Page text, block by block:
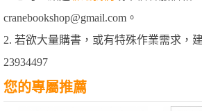
cranebookshop@gmail.com。
2. 若欲大量購書，或有特殊作業需求，
23934497
您的專屬推薦